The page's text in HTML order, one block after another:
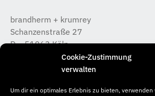
Cookie-Zustimmung
verwalten
Um dir ein optimales Erlebnis zu bieten,
brandherm + krumrey
Schanzenstraße 27
D – 51063 Köln
T +49 (0) 221 / 933 315 – 0
koeln@b-k-i.de